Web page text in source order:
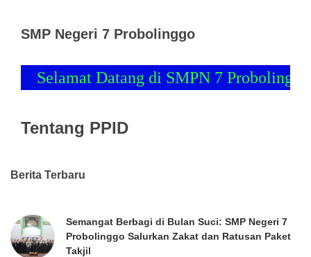
SMP Negeri 7 Probolinggo
Selamat Datang di SMPN 7 Probolinggo
Tentang PPID
Berita Terbaru
Semangat Berbagi di Bulan Suci: SMP Negeri 7
Probolinggo Salurkan Zakat dan Ratusan Paket
Takjil